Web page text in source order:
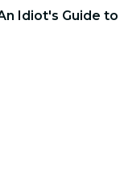
Idiot's Guide to